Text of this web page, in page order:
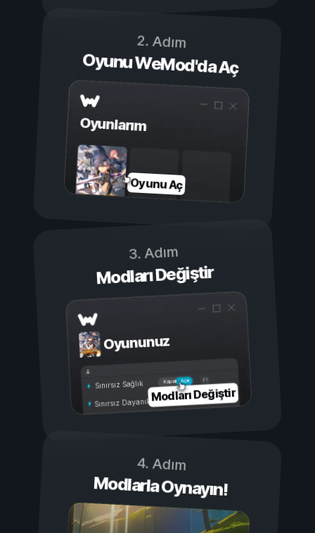
2. Adım
Oyunu WeMod'da Aç
Oyunlarım
Oyunu Aç
3. Adım
Modları Değiştir
Oyununuz
Açık
Kapalı
Sınırsız Sağlık
Sınırsız DayanıklılıkModları Değiştir
4. Adım
Modlarla Oynayın!